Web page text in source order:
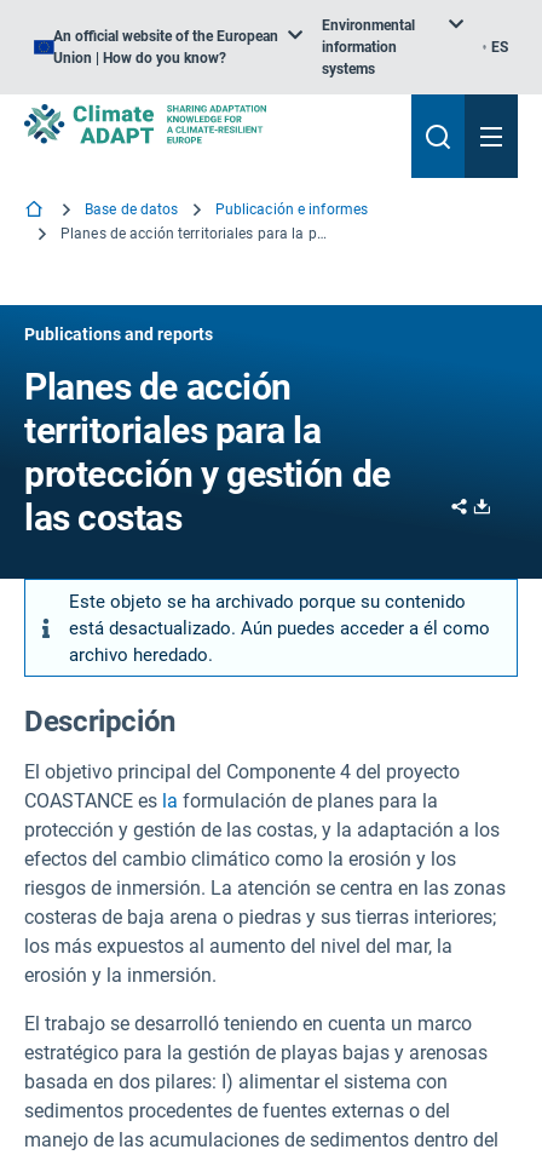
An official website of the European
Union | How do you know?
Environmental
information
systems
ES
Base de datos
Publicación e informes
Planes de acción territoriales para la protección y gestión de las costas
Publications and reports
Planes de acción
territoriales para la
protección y gestión de
las costas
Share
Este objeto se ha archivado porque su contenido
está desactualizado. Aún puedes acceder a él como
archivo heredado.
Descripción
El objetivo principal del Componente 4 del proyecto
COASTANCE es la formulación de planes para la
protección y gestión de las costas, y la adaptación a los
efectos del cambio climático como la erosión y los
riesgos de inmersión. La atención se centra en las zonas
costeras de baja arena o piedras y sus tierras interiores;
los más expuestos al aumento del nivel del mar, la
erosión y la inmersión.
El trabajo se desarrolló teniendo en cuenta un marco
estratégico para la gestión de playas bajas y arenosas
basada en dos pilares: I) alimentar el sistema con
sedimentos procedentes de fuentes externas o del
manejo de las acumulaciones de sedimentos dentro del